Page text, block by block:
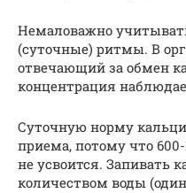
Немаловажно
(суточные) ритмы. В
отвечающий за обмен
концентрация
Суточную норму
приема, потому что
не усвоится. Запивать
количеством воды